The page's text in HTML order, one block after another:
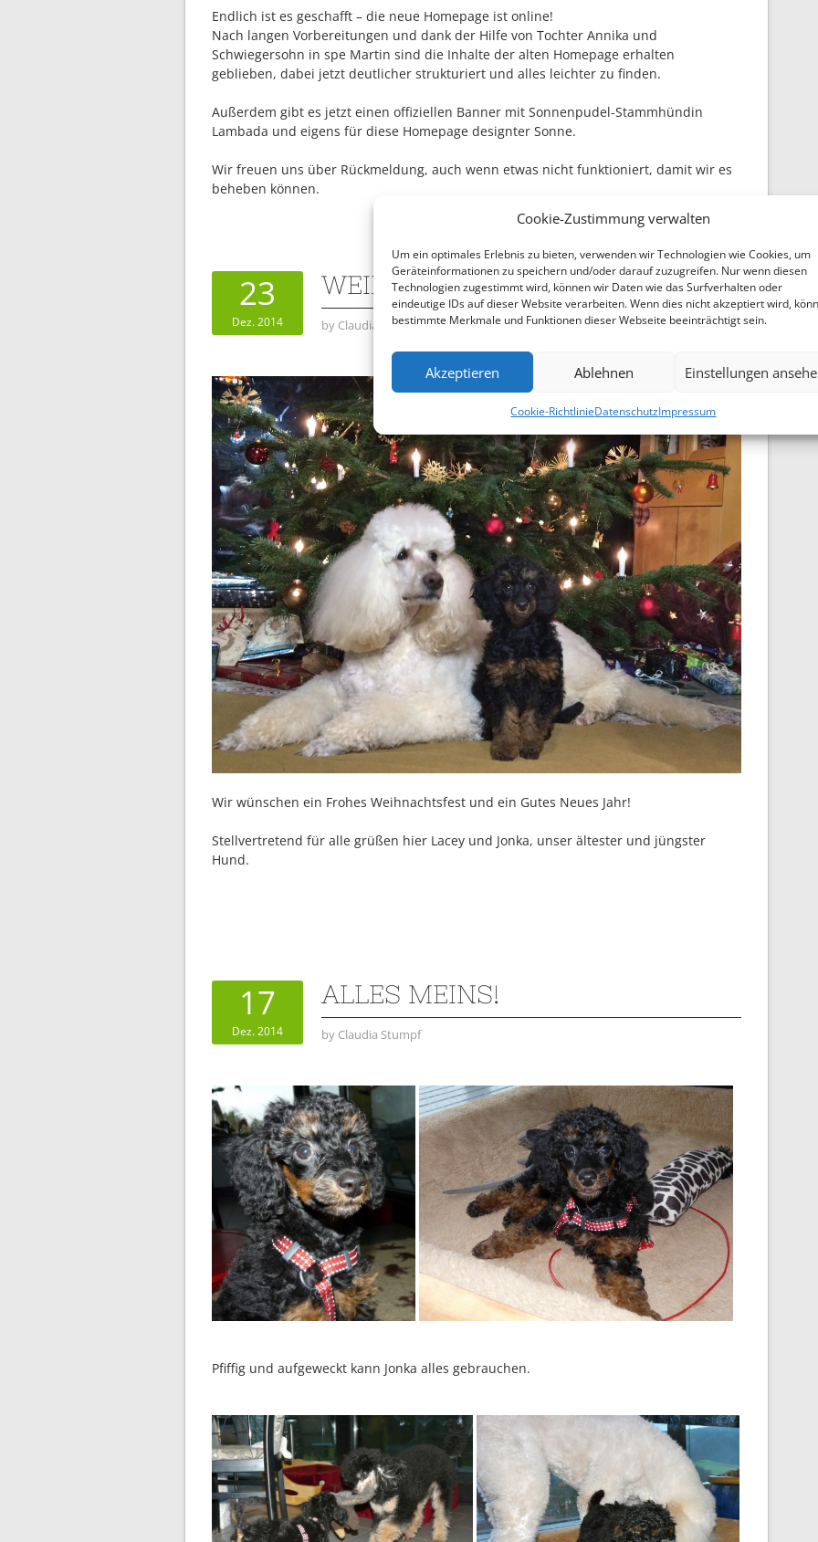
Cookie-Zustimmung verwalten
Um ein optimales Erlebnis zu bieten, verwenden wir Technologien wie Cookies, um
Geräteinformationen zu speichern und/oder darauf zuzugreifen. Nur wenn diesen
Technologien zugestimmt wird, können wir Daten wie das Surfverhalten oder
eindeutige IDs auf dieser Website verarbeiten. Wenn dies nicht akzeptiert wird,
bestimmte Merkmale und Funktionen dieser Webseite beeinträchtigt sein.
Akzeptieren Ablehnen Einstellungen
Cookie-RichtlinieDatenschutzImpressum
Endlich ist es geschafft – die neue Homepage ist online!
Nach langen Vorbereitungen und dank der Hilfe von Tochter Annika und
Schwiegersohn in spe Martin sind die Inhalte der alten Homepage erhalten
geblieben, dabei jetzt deutlicher strukturiert und alles leichter zu finden.
Außerdem gibt es jetzt einen offiziellen Banner mit Sonnenpudel-Stammhündin
Lambada und eigens für diese Homepage designter Sonne.
Wir freuen uns über Rückmeldung, auch wenn etwas nicht funktioniert, damit wir es
beheben können.
23
Dez. 2014
WEIHNACHTSGRÜSSE
by Claudia Stumpf
Wir wünschen ein Frohes Weihnachtsfest und ein Gutes Neues Jahr!
Stellvertretend für alle grüßen hier Lacey und Jonka, unser ältester und jüngster
Hund.
17
Dez. 2014
ALLES MEINS!
by Claudia Stumpf
Pfiffig und aufgeweckt kann Jonka alles gebrauchen.